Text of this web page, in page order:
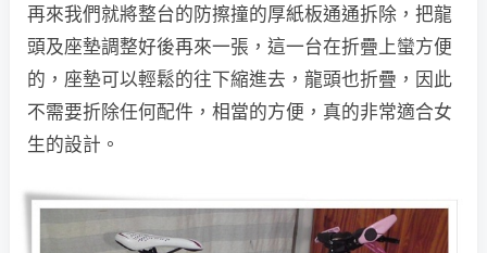
再來我們就將整台的防擦撞的厚紙板通通拆除，把龍
頭及座墊調整好後再來一張，這一台在折疊上蠻方便
的，座墊可以輕鬆的往下縮進去，龍頭也折疊，因此
不需要折除任何配件，相當的方便，真的非常適合女
生的設計。